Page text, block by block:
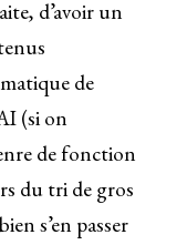
d’avoir un
de
(si on
de fonction
du tri de gros
s’en passer